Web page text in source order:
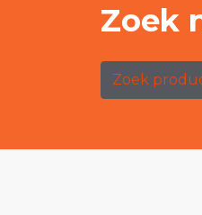
Zoek
Zoek